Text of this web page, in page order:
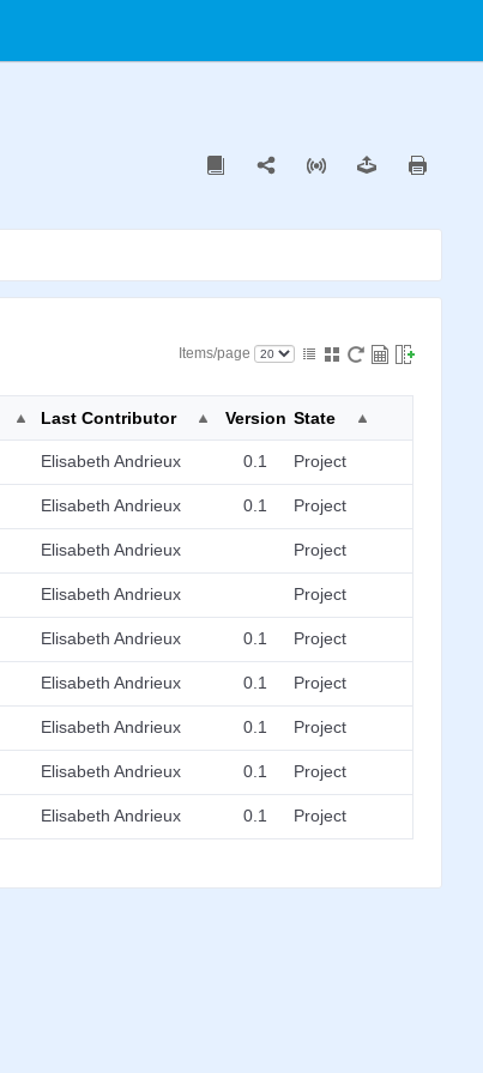
Items/page
Last Contributor Version State
Elisabeth Andrieux 0.1 Project
Elisabeth Andrieux 0.1 Project
Elisabeth Andrieux Project
Elisabeth Andrieux Project
Elisabeth Andrieux 0.1 Project
Elisabeth Andrieux 0.1 Project
Elisabeth Andrieux 0.1 Project
Elisabeth Andrieux 0.1 Project
Elisabeth Andrieux 0.1 Project